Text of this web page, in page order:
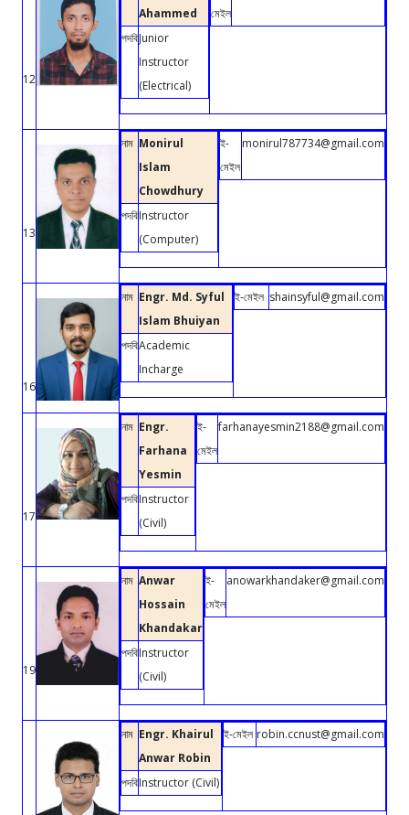
12
Ahammed
পদবিJunior
Instructor
(Electrical)
মেইল
13
নাম Monirul
Islam
Chowdhury
পদবিInstructor
(Computer)
ই-
মেইল
monirul787734@gmail.com
16
নাম Engr. Md. Syful
Islam Bhuiyan
পদবিAcademic
Incharge
ই-মেইল shainsyful@gmail.com
17
নাম Engr.
Farhana
Yesmin
পদবিInstructor
(Civil)
ই-
মেইল
farhanayesmin2188@gmail.com
19
নাম Anwar
Hossain
Khandakar
পদবিInstructor
(Civil)
ই-
মেইল
anowarkhandaker@gmail.com
নাম Engr. Khairul
Anwar Robin
পদবিInstructor (Civil)
ই-মেইল robin.ccnust@gmail.com